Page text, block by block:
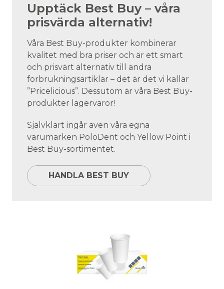
Upptäck Best Buy – våra
prisvärda alternativ!
Våra Best Buy-produkter kombinerar
kvalitet med bra priser och är ett smart
och prisvärt alternativ till andra
förbrukningsartiklar – det är det vi kallar
”Pricelicious”. Dessutom är våra Best Buy-
produkter lagervaror!
Självklart ingår även våra egna
varumärken PoloDent och Yellow Point i
Best Buy-sortimentet.
HANDLA BEST BUY